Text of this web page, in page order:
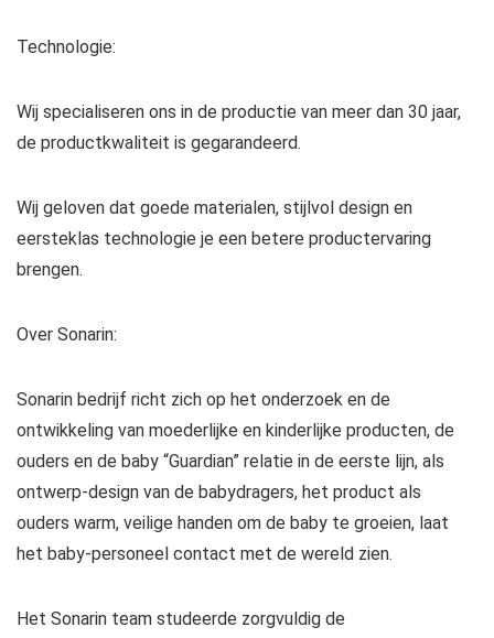
Technologie:
Wij specialiseren ons in de productie van meer dan 30 jaar,
de productkwaliteit is gegarandeerd.
Wij geloven dat goede materialen, stijlvol design en
eersteklas technologie je een betere productervaring
brengen.
Over Sonarin:
Sonarin bedrijf richt zich op het onderzoek en de
ontwikkeling van moederlijke en kinderlijke producten, de
ouders en de baby “Guardian” relatie in de eerste lijn, als
ontwerp-design van de babydragers, het product als
ouders warm, veilige handen om de baby te groeien, laat
het baby-personeel contact met de wereld zien.
Het Sonarin team studeerde zorgvuldig de